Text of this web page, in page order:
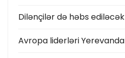
Dilənçilər də həbs ediləcək
Avropa liderləri Yerevanda